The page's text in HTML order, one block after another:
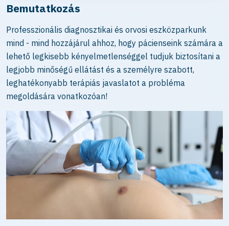
Bemutatkozás
Professzionális diagnosztikai és orvosi eszközparkunk
mind - mind hozzájárul ahhoz, hogy pácienseink számára a
lehető legkisebb kényelmetlenséggel tudjuk biztosítani a
legjobb minőségű ellátást és a személyre szabott,
leghatékonyabb terápiás javaslatot a probléma
megoldására vonatkozóan!